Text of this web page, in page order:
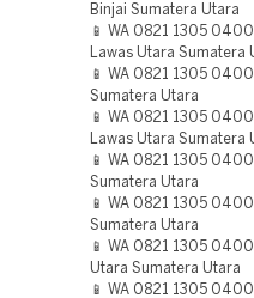
Binjai Sumatera Utara
📱 WA 0821 1305
Lawas Utara Sumatera
📱 WA 0821 1305
Sumatera Utara
📱 WA 0821 1305
Lawas Utara Sumatera
📱 WA 0821 1305
Sumatera Utara
📱 WA 0821 1305
Sumatera Utara
📱 WA 0821 1305
Utara Sumatera Utara
📱 WA 0821 1305